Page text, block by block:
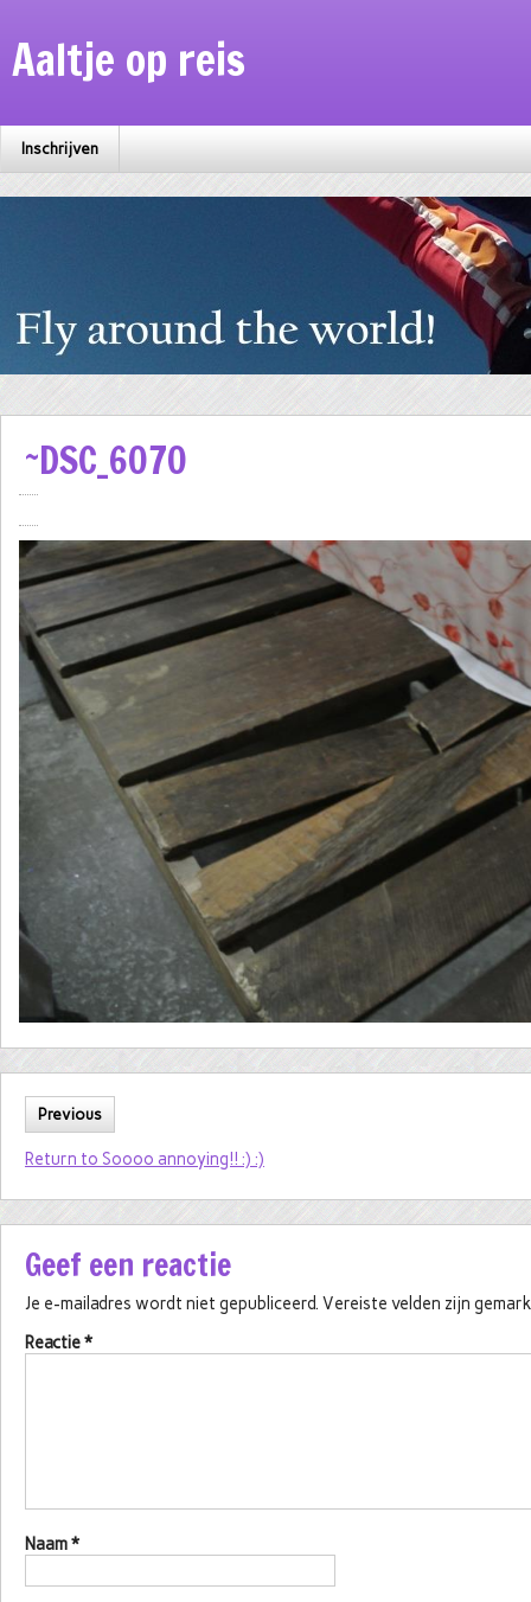
Aaltje op reis
Inschrijven
~DSC_6070
Previous
Return to Soooo annoying!! :) :)
Geef een reactie
Je e-mailadres wordt niet gepubliceerd. Vereiste velden zijn
Reactie*
Naam*